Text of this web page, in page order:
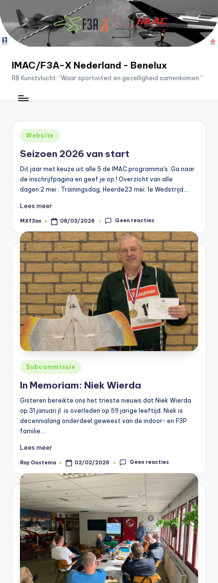
Ga
naar
de
IMAC/F3A-X Nederland - Benelux
RB Kunstvlucht: “Waar sportiviteit en gezelligheid samenkomen.”
Geplaatst
in
Website
Seizoen 2026 van start
Dit jaar met keuze uit alle 5 de IMAC programma's. Ga naar
de inschrijfpagina en geef je op ! Overzicht van alle
dagen:2 mei : Trainingsdag, Heerde23 mei: 1e Wedstrijd,…
Lees meer
Geplaatst
MXf3ax 08/03/2026 Geen reacties
Geplaatst
in
Subcommissie
In Memoriam: Niek Wierda
Gisteren bereikte ons het trieste nieuws dat Niek Wierda
op 31 januari jl. is overleden op 59 jarige leeftijd. Niek is
decennialang onderdeel geweest van de indoor- en F3P
familie.…
Lees meer
Geplaatst
Roy Oostema 02/02/2026 Geen reacties